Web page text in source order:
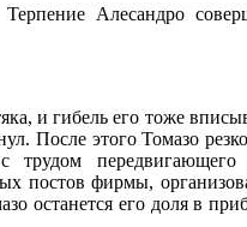
Алесандро
и гибель его тоже
После этого Томазо
трудом передвигающего
постов фирмы,
останется его доля в